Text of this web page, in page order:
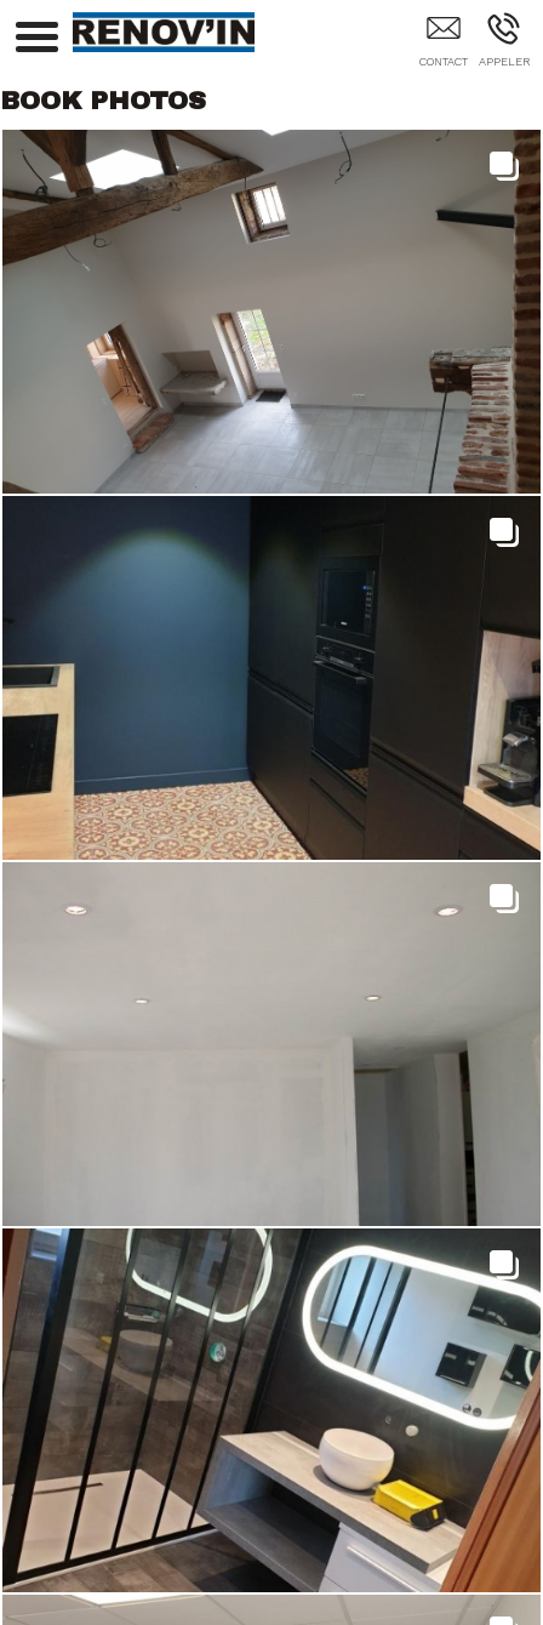
Rénovation Appartement Rénovation Maison
Isolation Baneins Lyon Bourg-En-Bresse Belleville
BOOK PHOTOS